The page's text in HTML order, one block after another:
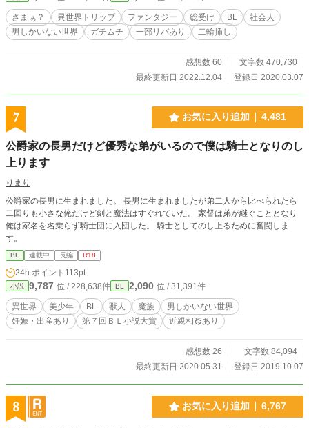
道責め／授乳プレイ／攻め複数（デフォルトで四～六人）
等。作者の頭はおかしいと思います。 3/16 続編開始～ 続
編はアルファポリス限定です。（新作だよ！） 6/11 天使さ
の愛で方」https://fujossy.jp/books/17868 8/1 続編完結しま
載始めました。 「イケメンだけど短小な俺が召喚されてざま
す。 https://novel18.syosetu.com/n6037hc/ 2022/12 番外編
ざまぁ？ 異世界トリップ ファンタジー 総受け BL
社会人
男しかいない世界
ガチムチ 一部リバあり 二輪挿し
感想数 60
文字数 470,730
最終更新日 2022.12.04
登録日 2020.03.07
7 お気に入り追加 4,481
公爵家の長男だけど優秀な弟がいるので僕は騎士となりのし
上ります
りまり
公爵家の長男に生まれました。 長男に生まれましたが弟二人から比べられたら
二回りも小さな俺だけど剣と魔法はすぐれていた。 家督は弟が継ぐこととなり
俺は家名を名乗らず騎士団に入団した。 騎士としてのし上るために奮闘しま
す。
BL 連載中 長編 R18
24h.ポイント 113pt
小説 9,787 位 / 228,638件 BL 2,090 位 / 31,391件
異世界 美少年 BL 獣人 魔族
男しかいない世界
妊娠・出産あり
第７回ＢＬ小説大賞 近親相姦あり
感想数 26
文字数 84,094
最終更新日 2020.05.31
登録日 2019.10.07
8 お気に入り追加 6,767